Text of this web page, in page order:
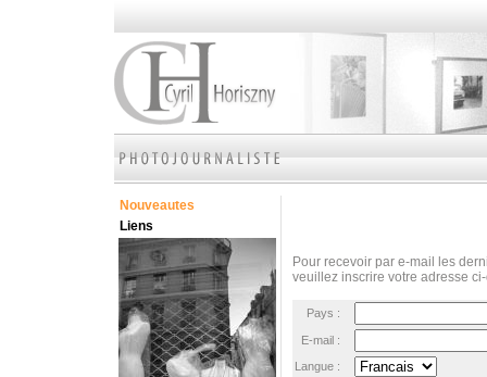
Nouveautes
Liens
Pour recevoir par e-mail les
veuillez inscrire votre adresse
Pays :
E-mail :
Langue :